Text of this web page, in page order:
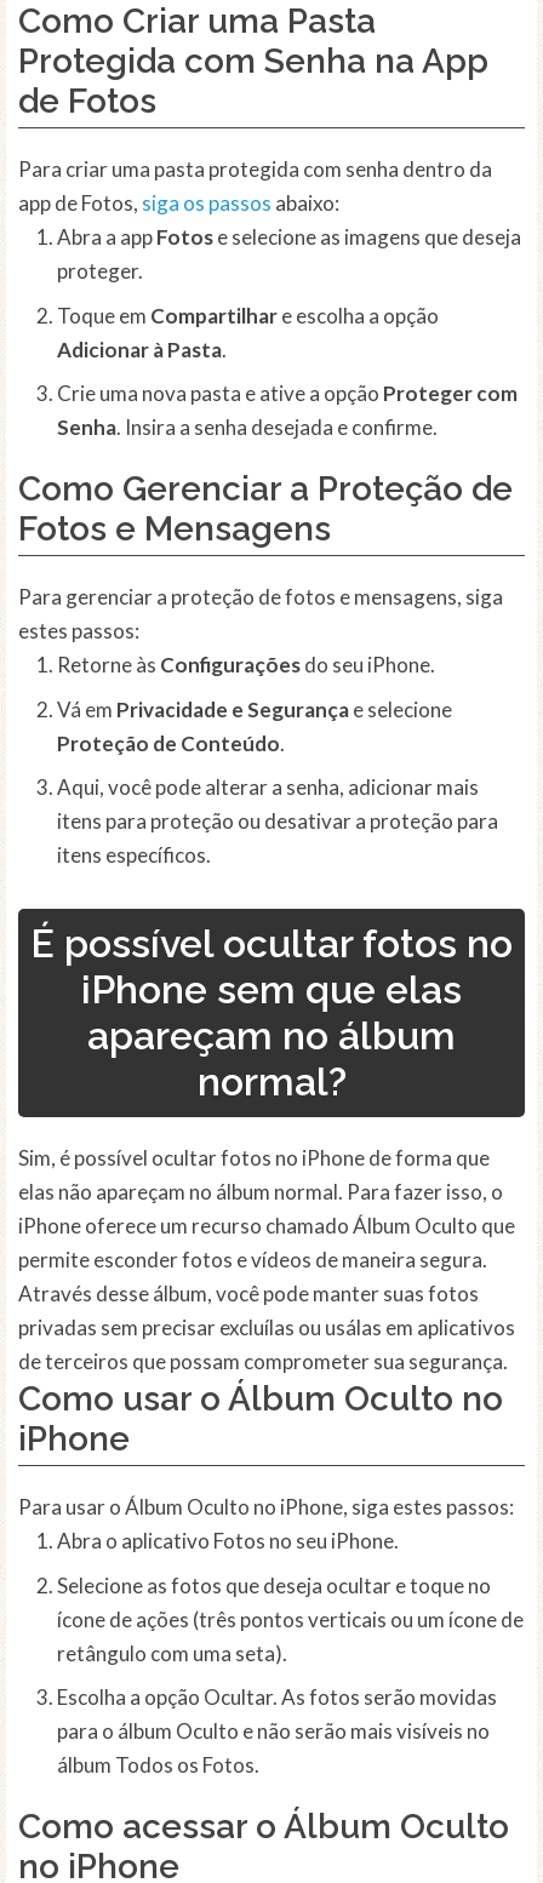
Como Criar uma Pasta
Protegida com Senha na App
de Fotos
Para criar uma pasta protegida com senha dentro da
app de Fotos, siga os passos abaixo:
Abra a appFotose selecione as imagens que deseja
proteger.
Toque em Compartilhare escolha a opção
Adicionar à Pasta.
Crie uma nova pasta e ative a opção Proteger com
Senha. Insira a senha desejada e confirme.
Como Gerenciar a Proteção de
Fotos e Mensagens
Para gerenciar a proteção de fotos e mensagens, siga
estes passos:
Retorne às Configuraçõesdo seu iPhone.
Vá em Privacidade e Segurançae selecione
Proteção de Conteúdo.
Aqui, você pode alterar a senha, adicionar mais
itens para proteção ou desativar a proteção para
itens específicos.
É possível ocultar fotos no
iPhone sem que elas
apareçam no álbum
normal?
Sim, é possível ocultar fotos no iPhone de forma que
elas não apareçam no álbum normal. Para fazer isso, o
iPhone oferece um recurso chamado Álbum Oculto que
permite esconder fotos e vídeos de maneira segura.
Através desse álbum, você pode manter suas fotos
privadas sem precisar excluílas ou usálas em aplicativos
de terceiros que possam comprometer sua segurança.
Como usar o Álbum Oculto no
iPhone
Para usar o Álbum Oculto no iPhone, siga estes passos:
Abra o aplicativo Fotos no seu iPhone.
Selecione as fotos que deseja ocultar e toque no
ícone de ações (três pontos verticais ou um ícone de
retângulo com uma seta).
Escolha a opção Ocultar. As fotos serão movidas
para o álbum Oculto e não serão mais visíveis no
álbum Todos os Fotos.
Como acessar o Álbum Oculto
no iPhone